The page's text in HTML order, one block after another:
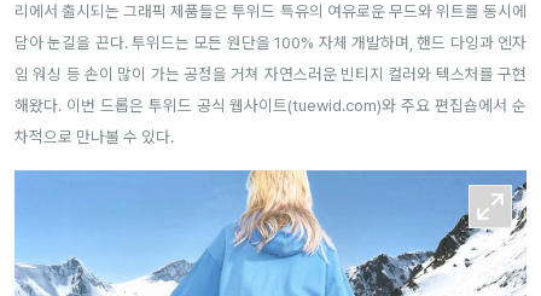
리에서 출시되는 그래픽 제품들은 투위드 특유의 여유로운 무드와 위트를 동시에
담아 눈길을 끈다. 투위드는 모든 원단을 100% 자체 개발하며, 핸드 다잉과 엔자
임 워싱 등 손이 많이 가는 공정을 거쳐 자연스러운 빈티지 컬러와 텍스처를 구현
해왔다. 이번 드롭은 투위드 공식 웹사이트(tuewid.com)와 주요 편집숍에서 순
차적으로 만나볼 수 있다.